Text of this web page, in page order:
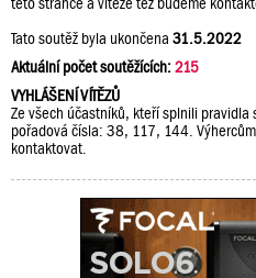
této stránce a vítěze též budeme
Tato soutěž byla ukončena 31.5.2022
Aktuální počet soutěžících:215
VYHLÁŠENÍ VÍTĚZŮ
Ze všech účastníků, kteří splnili
pořadová čísla: 38, 117, 144.
kontaktovat.